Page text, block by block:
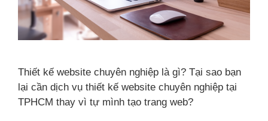
Thiết kế website chuyên nghiệp là gì? Tại sao bạn
lại cần dịch vụ thiết kế website chuyên nghiệp tại
TPHCM thay vì tự mình tạo trang web?